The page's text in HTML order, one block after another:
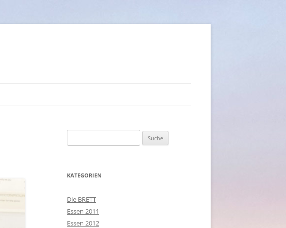
nach:
KATEGORIEN
Die BRETT
Essen 2011
Essen 2012